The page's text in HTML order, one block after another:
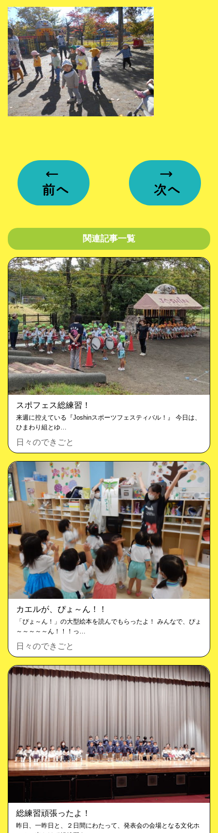
関連記事一覧
スポフェス総練習！
来週に控えている『Joshinスポーツフェスティバル！』 今日は、
ひまわり組とゆ…
日々のできごと
カエルが、ぴょ～ん！！
「ぴょ～ん！」の大型絵本を読んでもらったよ！ みんなで、ぴょ
～～～～～ん！！！っ…
日々のできごと
総練習頑張ったよ！
昨日、一昨日と、２日間にわたって、発表会の会場となる文化ホ